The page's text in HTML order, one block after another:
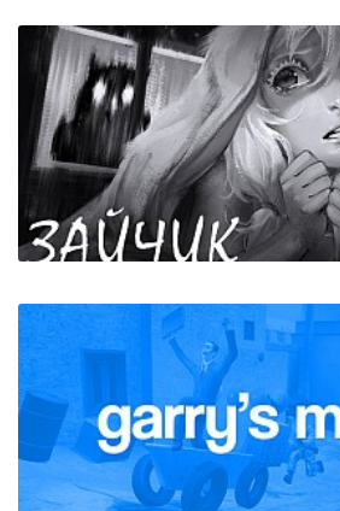
Numentale
Tiny Bunny (Зайчик)